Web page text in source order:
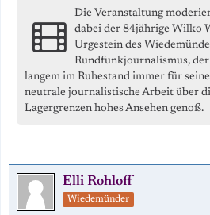
Die Veranstaltung
dabei der 84jährige Wilko
Urgestein des
Rundfunkjournalismus,
langem im Ruhestand immer für
neutrale journalistische Arbeit über
Lagergrenzen hohes Ansehen genoß.
Elli Rohloff
Wiedemünder